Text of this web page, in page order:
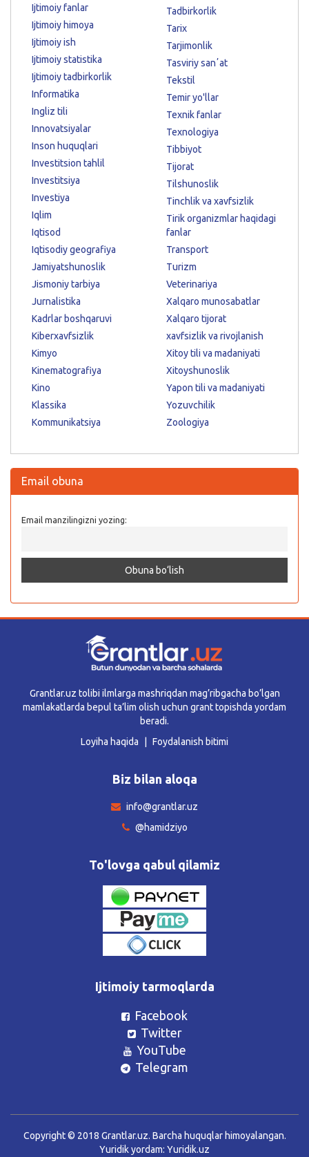
Ijtimoiy fanlar
Ijtimoiy himoya
Ijtimoiy ish
Ijtimoiy statistika
Ijtimoiy tadbirkorlik
Informatika
Ingliz tili
Innovatsiyalar
Inson huquqlari
Investitsion tahlil
Investitsiya
Investiya
Iqlim
Iqtisod
Iqtisodiy geografiya
Jamiyatshunoslik
Jismoniy tarbiya
Jurnalistika
Kadrlar boshqaruvi
Kiberxavfsizlik
Kimyo
Kinematografiya
Kino
Klassika
Kommunikatsiya
Tadbirkorlik
Tarix
Tarjimonlik
Tasviriy sanʼat
Tekstil
Temir yo'llar
Texnik fanlar
Texnologiya
Tibbiyot
Tijorat
Tilshunoslik
Tinchlik va xavfsizlik
Tirik organizmlar haqidagi
fanlar
Transport
Turizm
Veterinariya
Xalqaro munosabatlar
Xalqaro tijorat
xavfsizlik va rivojlanish
Xitoy tili va madaniyati
Xitoyshunoslik
Yapon tili va madaniyati
Yozuvchilik
Zoologiya
Email obuna
Email manzilingizni yozing:
Grantlar.uz tolibi ilmlarga mashriqdan mag’ribgacha bo’lgan
mamlakatlarda bepul ta’lim olish uchun grant topishda yordam
beradi.
Loyiha haqida
Foydalanish bitimi
Biz bilan aloqa
info@grantlar.uz
@hamidziyo
To'lovga qabul qilamiz
Ijtimoiy tarmoqlarda
Facebook
Twitter
YouTube
Telegram
Copyright © 2018 Grantlar.uz. Barcha huquqlar himoyalangan.
Yuridik yordam: Yuridik.uz